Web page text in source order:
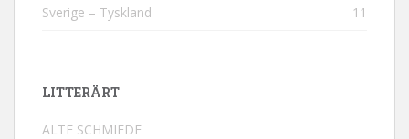
Sverige – Tyskland 11
LITTERÄRT
ALTE SCHMIEDE